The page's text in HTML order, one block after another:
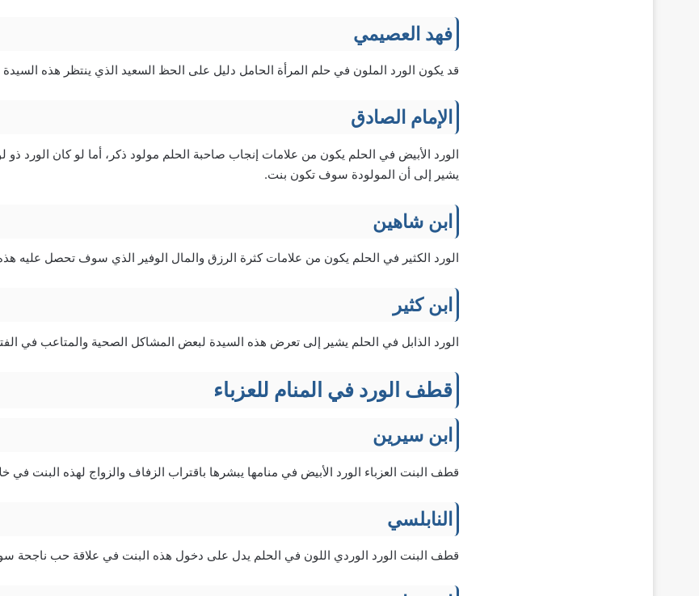
فهد العصيمي
قد يكون الورد الملون في حلم المرأة الحامل دليل على الحظ السعيد الذي ينتظر هذه السيدة
الإمام الصادق
الورد الأبيض في الحلم يكون من علامات إنجاب صاحبة الحلم مولود ذكر، أما لو كان الورد ذو
يشير إلى أن المولودة سوف تكون بنت.
ابن شاهين
الورد الكثير في الحلم يكون من علامات كثرة الرزق والمال الوفير الذي سوف تحصل عليه
ابن كثير
الورد الذابل في الحلم يشير إلى تعرض هذه السيدة لبعض المشاكل الصحية والمتاعب في
قطف الورد في المنام للعزباء
ابن سيرين
قطف البنت العزباء الورد الأبيض في منامها يبشرها باقتراب الزفاف والزواج لهذه البنت في
النابلسي
قطف البنت الورد الوردي اللون في الحلم يدل على دخول هذه البنت في علاقة حب ناجحة